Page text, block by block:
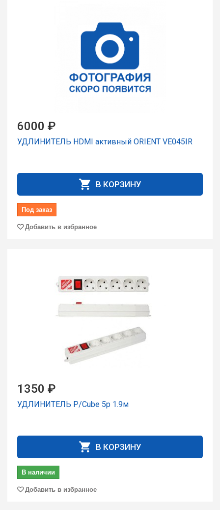
6000 ₽
УДЛИНИТЕЛЬ HDMI активный ORIENT VE045IR
В КОРЗИНУ
Под заказ
Добавить в избранное
1350 ₽
УДЛИНИТЕЛЬ P/Cube 5р 1.9м
В КОРЗИНУ
В наличии
Добавить в избранное